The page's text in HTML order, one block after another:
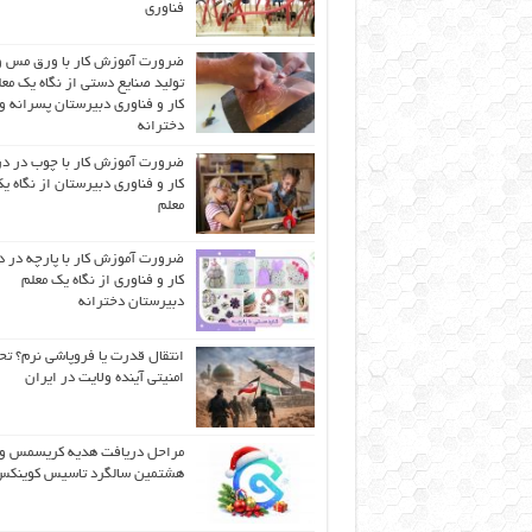
فناوری
ضرورت آموزش کار با ورق مس
تولید صنایع دستی از نگاه یک
کار و فناوری دبیرستان پسرانه و
دخترانه
ضرورت آموزش کار با چوب در
کار و فناوری دبیرستان از نگاه
معلم
ضرورت آموزش کار با پارچه
کار و فناوری از نگاه یک معلم
دبیرستان دخترانه
انتقال قدرت یا فروپاشی نرم؟
امنیتی آینده ولایت در ایران
مراحل دریافت هدیه کریسمس و
هشتمین سالگرد تاسیس